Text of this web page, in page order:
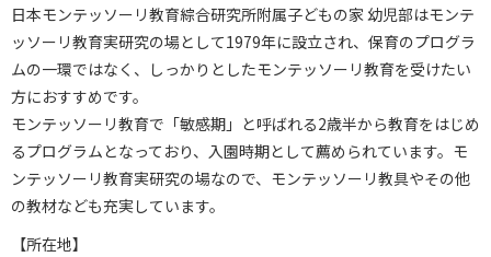
日本モンテッソーリ教育綜合研究所附属子どもの家 幼児部はモンテ
ッソーリ教育実研究の場として1979年に設立され、保育のプログラ
ムの一環ではなく、しっかりとしたモンテッソーリ教育を受けたい
方におすすめです。
モンテッソーリ教育で「敏感期」と呼ばれる2歳半から教育をはじめ
るプログラムとなっており、入園時期として薦められています。モ
ンテッソーリ教育実研究の場なので、モンテッソーリ教具やその他
の教材なども充実しています。
【所在地】